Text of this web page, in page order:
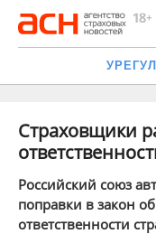
Страховщики
Российский союз
поправки в закон
ответственности